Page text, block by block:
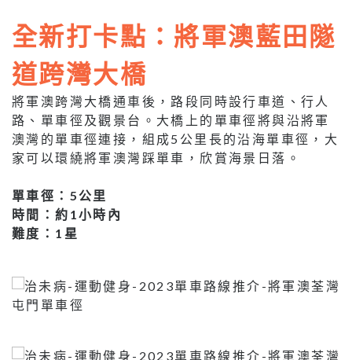
全新打卡點：將軍澳藍田隧
道跨灣大橋
將軍澳跨灣大橋通車後，路段同時設行車道、行人
路、單車徑及觀景台。大橋上的單車徑將與沿將軍
澳灣的單車徑連接，組成5公里長的沿海單車徑，大
家可以環繞將軍澳灣踩單車，欣賞海景日落。
單車徑：5公里
時間：約1小時內
難度：1星